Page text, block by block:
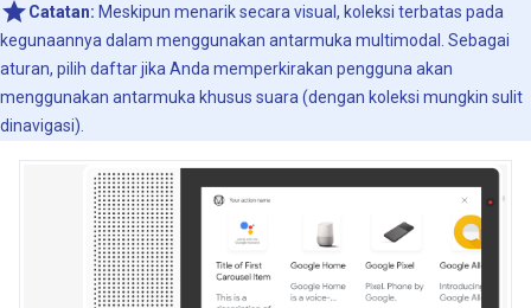
Catatan: Meskipun menarik secara visual, koleksi terbatas pada
kegunaannya dalam menggunakan antarmuka multimodal. Sebagai
aturan, pilih daftar jika Anda memperkirakan pengguna akan
menggunakan antarmuka khusus suara (dengan koleksi mungkin sulit
dinavigasi).